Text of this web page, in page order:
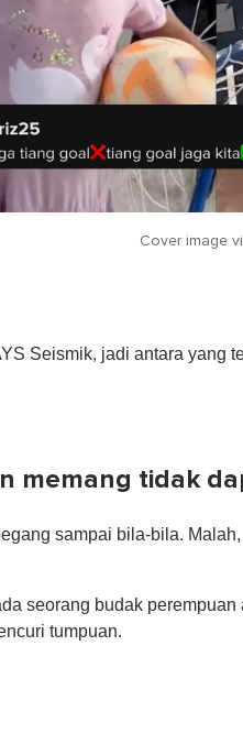
Cover image
Seismik, jadi antara yang
memang tidak
sampai bila-bila.
seorang budak perempuan
tumpuan.